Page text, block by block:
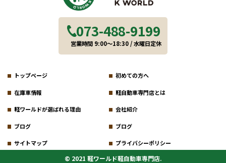
073-488-9199
営業時間 9:00～18:30 / 水曜日定休
トップページ 初めての方へ
在庫車情報 軽自動車専門店とは
軽ワールドが選ばれる理由 会社紹介
ブログ ブログ
サイトマップ プライバシーポリシー
© 2021 軽ワールド軽自動車専門店.